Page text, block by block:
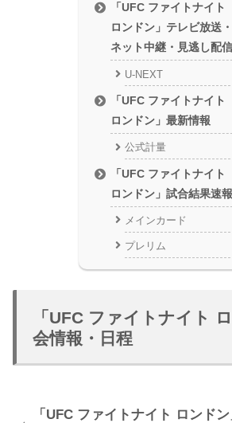
「UFC ファイトナイト
ロンドン」テレビ放送・
ネット中継・見逃し配信
U-NEXT
「UFC ファイトナイト
ロンドン」最新情報
公式計量
「UFC ファイトナイト
ロンドン」試合結果速報
メインカード
プレリム
「UFC ファイトナイト
会情報・日程
「UFC ファイトナイト ロンド